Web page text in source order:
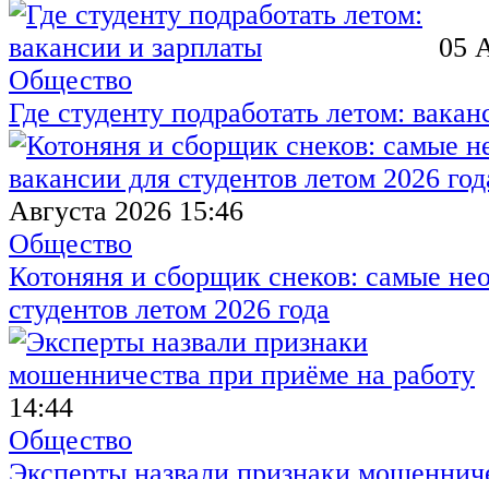
05
Общество
Где студенту подработать летом:
Августа 2026 15:46
Общество
Котоняня и сборщик снеков: самые
студентов летом 2026 года
14:44
Общество